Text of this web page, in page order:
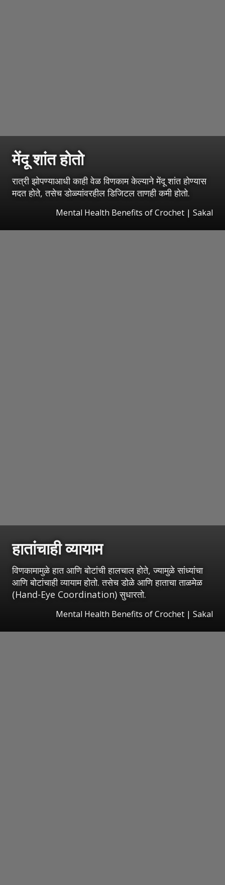
मेंदू शांत होतो
रात्री झोपण्याआधी काही वेळ विणकाम केल्याने मेंदू शांत होण्यास
मदत होते, तसेच डोळ्यांवरहील डिजिटल ताणही कमी होतो.
Mental Health Benefits of Crochet | Sakal
हातांचाही व्यायाम
विणकामामुळे हात आणि बोटांची हालचाल होते, ज्यामुळे सांध्यांचा
आणि बोटांचाही व्यायाम होतो. तसेच डोळे आणि हाताचा ताळमेळ
(Hand-Eye Coordination) सुधारतो.
Mental Health Benefits of Crochet | Sakal